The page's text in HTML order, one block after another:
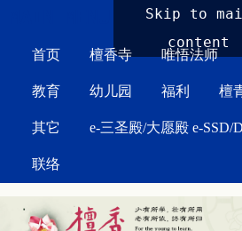
Skip to
content
首页 檀香寺 唯悟法师
教育 幼儿园 福利 檀
其它 e-三圣殿/大愿殿 e-SSD/
联络